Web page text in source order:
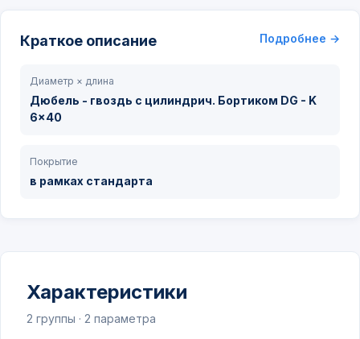
Краткое описание Подробнее →
Диаметр × длина
Дюбель - гвоздь с цилиндрич. Бортиком DG - K
6x40
Покрытие
в рамках стандарта
Характеристики
2 группы · 2 параметра